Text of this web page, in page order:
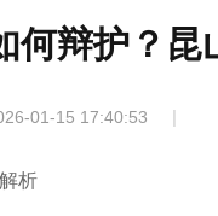
何辩护？昆
01-15 17:40:53 |
析